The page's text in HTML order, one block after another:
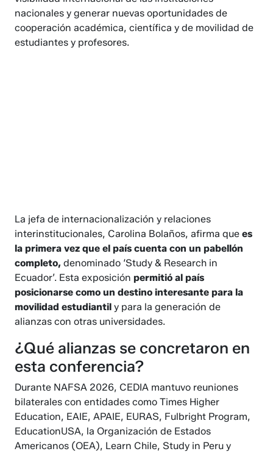
nacionales y generar nuevas oportunidades de
cooperación académica, científica y de movilidad de
estudiantes y profesores.
La jefa de internacionalización y relaciones
interinstitucionales, Carolina Bolaños, afirma quees
la primera vez que el país cuenta con un pabellón
completo,denominado ‘Study & Research in
Ecuador’. Esta exposiciónpermitió al país
posicionarse como un destino interesante para la
movilidad estudiantily para la generación de
alianzas con otras universidades.
¿Qué alianzas se concretaron en
esta conferencia?
Durante NAFSA 2026, CEDIA mantuvo reuniones
bilaterales con entidades como Times Higher
Education, EAIE, APAIE, EURAS, Fulbright Program,
EducationUSA, la Organización de Estados
Americanos (OEA), Learn Chile, Study in Peru y